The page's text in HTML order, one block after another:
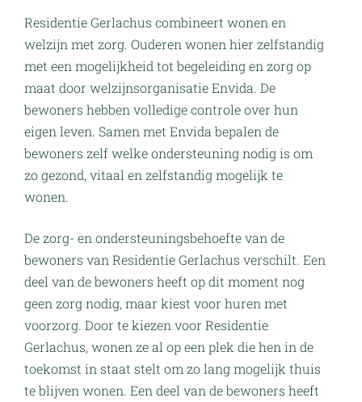
Residentie Gerlachus combineert wonen en
welzijn met zorg. Ouderen wonen hier zelfstandig
met een mogelijkheid tot begeleiding en zorg op
maat door welzijnsorganisatie Envida. De
bewoners hebben volledige controle over hun
eigen leven. Samen met Envida bepalen de
bewoners zelf welke ondersteuning nodig is om
zo gezond, vitaal en zelfstandig mogelijk te
wonen.
De zorg- en ondersteuningsbehoefte van de
bewoners van Residentie Gerlachus verschilt. Een
deel van de bewoners heeft op dit moment nog
geen zorg nodig, maar kiest voor huren met
voorzorg. Door te kiezen voor Residentie
Gerlachus, wonen ze al op een plek die hen in de
toekomst in staat stelt om zo lang mogelijk thuis
te blijven wonen. Een deel van de bewoners heeft